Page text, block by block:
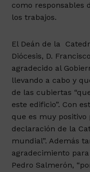
como responsables
los trabajos.
El Deán de la
Diócesis, D.
agradecido al
llevando a cabo y
de las cubiertas
este edificio”. Con
que es muy
declaración de la
mundial”. Además
agradecimiento
Pedro Salmerón,